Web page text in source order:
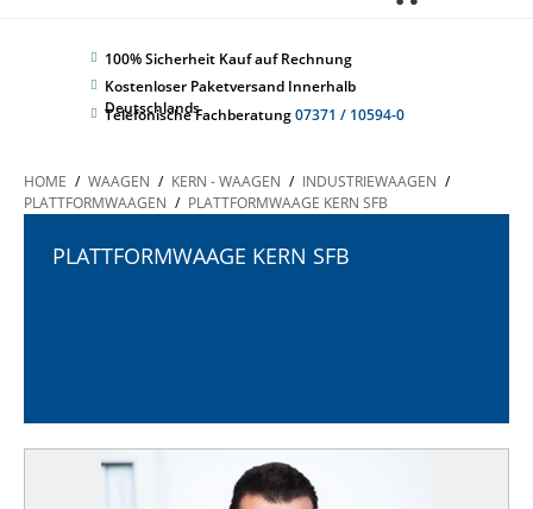
100% Sicherheit Kauf auf Rechnung
Kostenloser Paketversand Innerhalb
Deutschlands
Telefonische Fachberatung07371 / 10594-0
HOME / WAAGEN / KERN - WAAGEN / INDUSTRIEWAAGEN /
PLATTFORMWAAGEN / PLATTFORMWAAGE KERN SFB
PLATTFORMWAAGE KERN SFB